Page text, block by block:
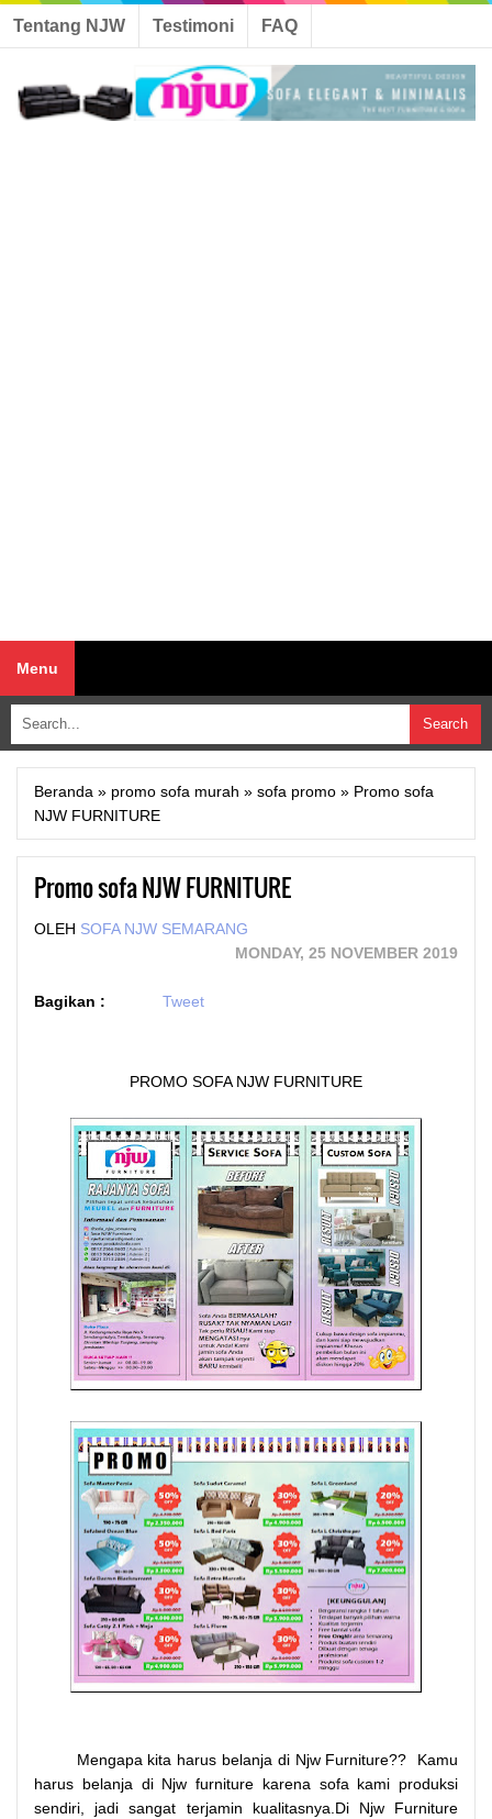
Tentang NJW Testimoni FAQ
Menu
Beranda » promo sofa murah » sofa promo » Promo sofa
NJW FURNITURE
Promo sofa NJW FURNITURE
OLEH SOFA NJW SEMARANG
MONDAY, 25 NOVEMBER 2019
Bagikan : Tweet
PROMO SOFA NJW FURNITURE
Mengapa kita harus belanja di Njw Furniture?? Kamu
harus belanja di Njw furniture karena sofa kami produksi
sendiri, jadi sangat terjamin kualitasnya.Di Njw Furniture